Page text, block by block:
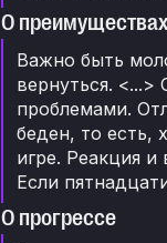
О
Важно быть
вернуться.
проблемами.
беден, то есть,
игре. Реакция
Если
О прогрессе